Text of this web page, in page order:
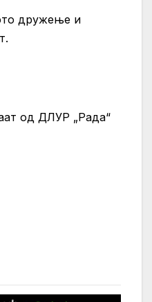
дружење и
од ДЛУР „Рада“